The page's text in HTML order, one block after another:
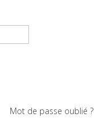
Mot de passe oublié ?